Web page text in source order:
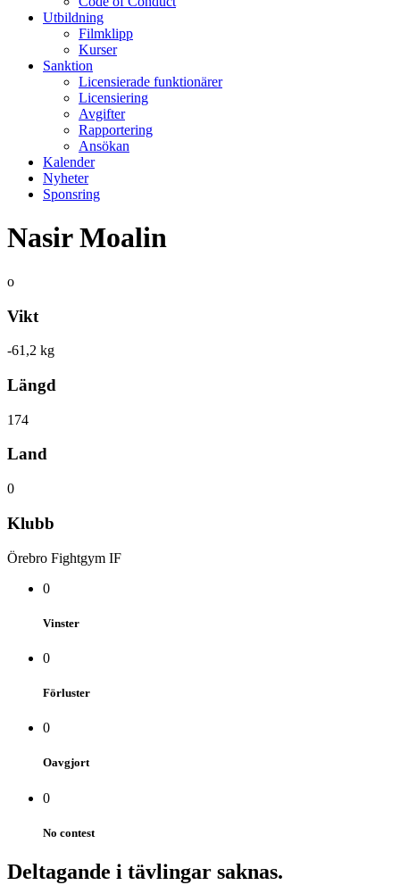
Utbildning
Filmklipp
Kurser
Sanktion
Licensierade funktionärer
Licensiering
Avgifter
Rapportering
Ansökan
Kalender
Nyheter
Sponsring
Nasir Moalin
o
Vikt
-61,2 kg
Längd
174
Land
0
Klubb
Örebro Fightgym IF
0
Vinster
0
Förluster
0
Oavgjort
0
No contest
Deltagande i tävlingar saknas.